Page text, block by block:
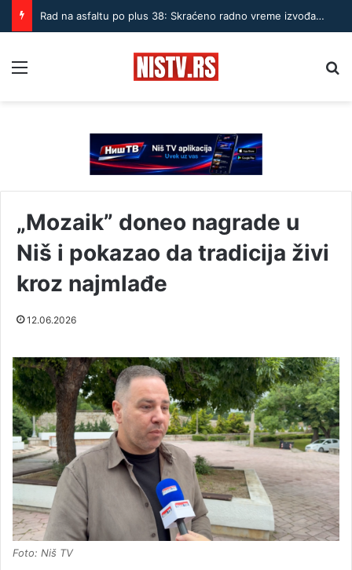
Rad na asfaltu po plus 38: Skraćeno radno vreme izvođača u Nišu
„Mozaik” doneo nagrade u
Niš i pokazao da tradicija živi
kroz najmlađe
12.06.2026
Foto: Niš TV